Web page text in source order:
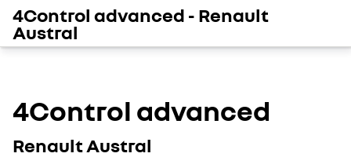
4Control advanced - Renault
Austral
4Control advanced
Renault Austral